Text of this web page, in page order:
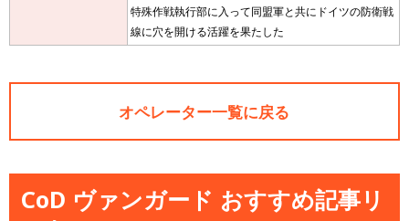
特殊作戦執行部に入って同盟軍と共にドイツの防衛戦
線に穴を開ける活躍を果たした
オペレーター一覧に戻る
CoD ヴァンガード おすすめ記事リ